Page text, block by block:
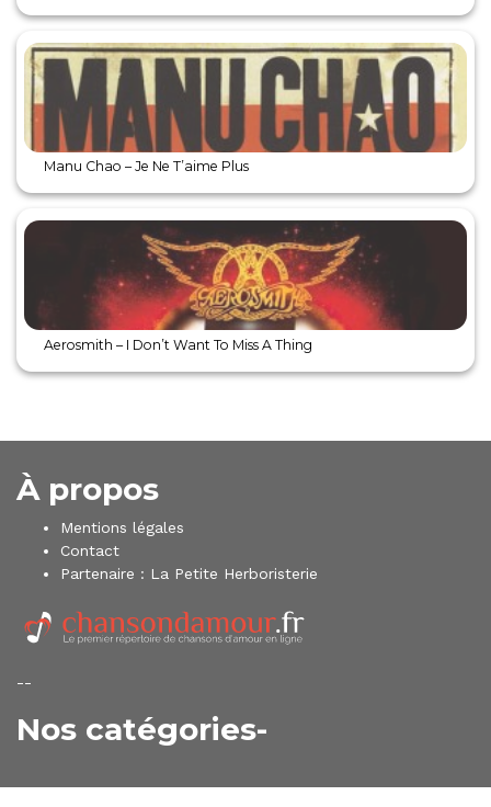
Manu Chao – Je Ne T’aime Plus
Aerosmith – I Don’t Want To Miss A Thing
À propos
Mentions légales
Contact
Partenaire : La Petite Herboristerie
--
Nos catégories-